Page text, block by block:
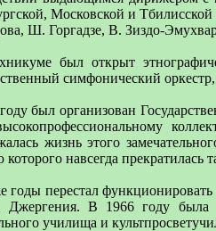
Московской и
Ш. Горгадзе, В. Зиздо-
был открыт
симфонический
был организован
жизнь этого
которого навсегда прекратилась
годы перестал
В 1966 году была
училища и